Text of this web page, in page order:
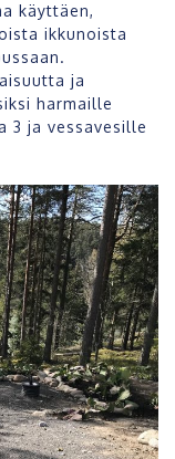
käyttäen,
ikkunoista
ja
harmaille
3 ja vessavesille